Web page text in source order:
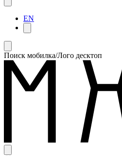
EN
Поиск мобилка/Лого десктоп